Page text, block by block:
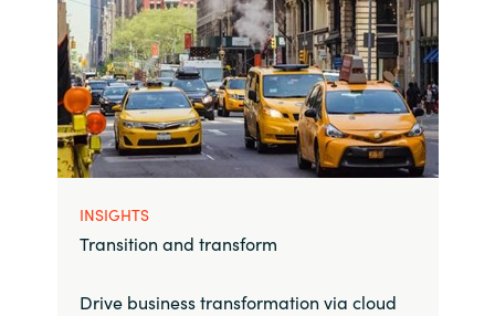
INSIGHTS
Transition and transform
Drive business transformation via cloud